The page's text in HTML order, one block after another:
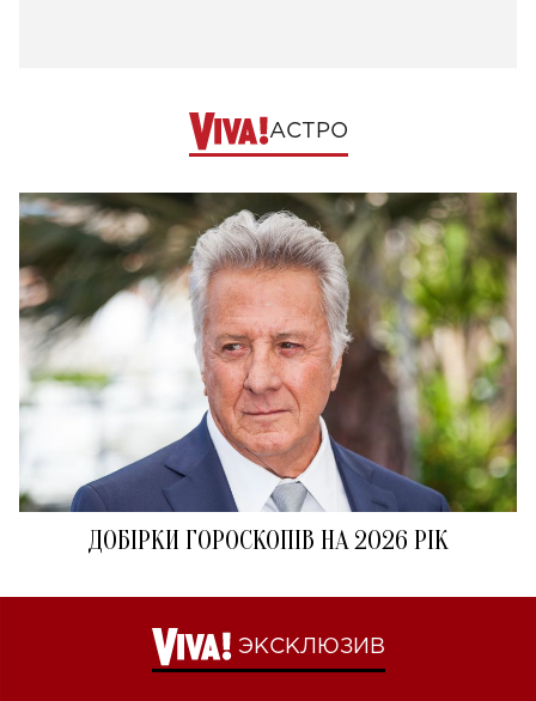
АСТРО
ДОБІРКИ ГОРОСКОПІВ НА 2026 РІК
ЭКСКЛЮЗИВ